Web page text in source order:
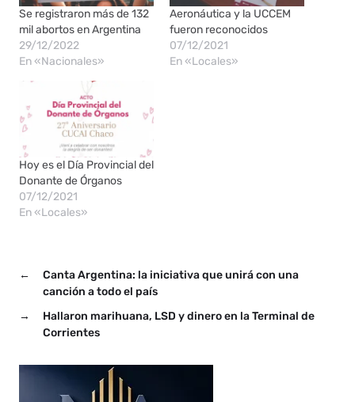
Se registraron más de 132
mil abortos en Argentina
29/12/2022
En «Nacionales»
Aeronáutica y la UCCEM
fueron reconocidos
07/12/2021
En «Locales»
Hoy es el Día Provincial del
Donante de Órganos
07/12/2021
En «Locales»
←
Canta Argentina: la iniciativa que unirá con una
canción a todo el país
→
Hallaron marihuana, LSD y dinero en la Terminal de
Corrientes